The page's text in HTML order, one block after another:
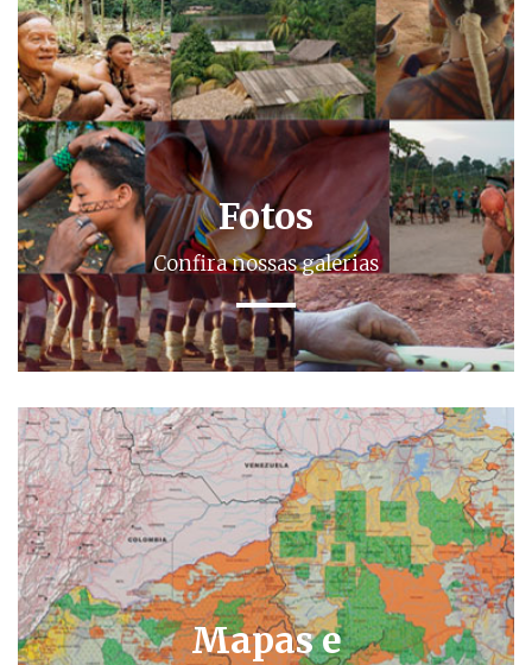
Fotos
Confira nossas galerias
Mapas e